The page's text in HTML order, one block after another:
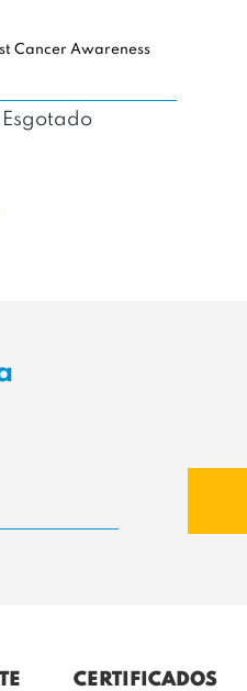
Cancer Awareness
CERTIFICADOS